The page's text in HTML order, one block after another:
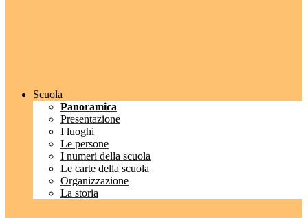
Scuola
Panoramica
Presentazione
I luoghi
Le persone
I numeri della scuola
Le carte della scuola
Organizzazione
La storia